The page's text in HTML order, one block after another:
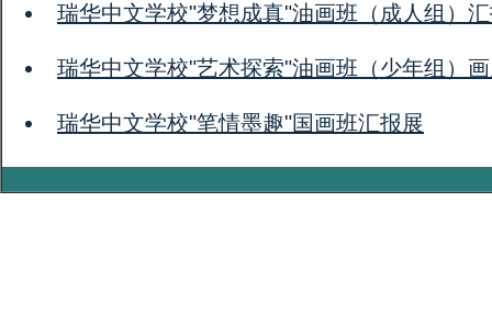
瑞华中文学校"梦想成真"油画班（成人组）
瑞华中文学校"艺术探索"油画班（少年组）
瑞华中文学校"笔情墨趣"国画班汇报展